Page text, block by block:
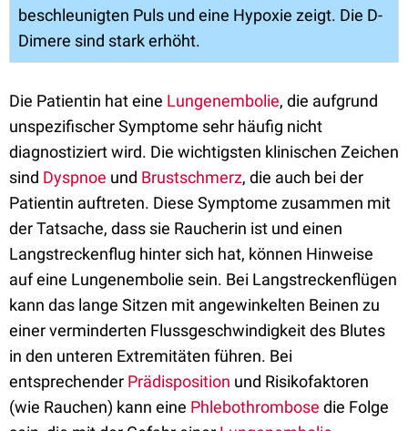
beschleunigten Puls und eine Hypoxie zeigt. Die D-
Dimere sind stark erhöht.
Die Patientin hat eine Lungenembolie, die aufgrund
unspezifischer Symptome sehr häufig nicht
diagnostiziert wird. Die wichtigsten klinischen Zeichen
sind Dyspnoe und Brustschmerz, die auch bei der
Patientin auftreten. Diese Symptome zusammen mit
der Tatsache, dass sie Raucherin ist und einen
Langstreckenflug hinter sich hat, können Hinweise
auf eine Lungenembolie sein. Bei Langstreckenflügen
kann das lange Sitzen mit angewinkelten Beinen zu
einer verminderten Flussgeschwindigkeit des Blutes
in den unteren Extremitäten führen. Bei
entsprechender Prädisposition und Risikofaktoren
(wie Rauchen) kann eine Phlebothrombose die Folge